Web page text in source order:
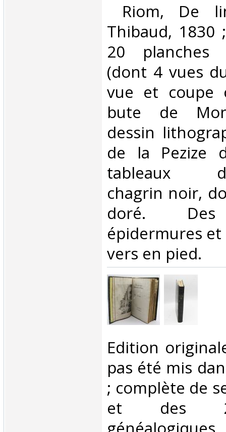
Riom, De
Thibaud, 1830
20 planches
(dont 4 vues
vue et coupe
bute de
dessin
de la Pezize
tableaux
chagrin noir,
doré. Des
épidermures
vers en pied. ‎
‎Edition
pas été mis
; complète de
et des 2